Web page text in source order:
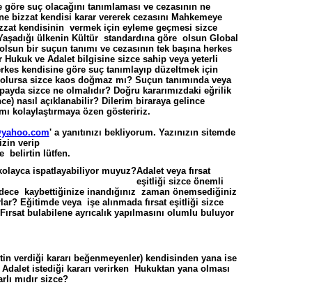
suç olacağını tanımlaması ve cezasının ne
bizzat kendisi karar vererek cezasını Mahkemeye
kendisinin vermek için eyleme geçmesi sizce
ülkenin Kültür standardına göre olsun Global
bir suçun tanımı ve cezasının tek başına herkes
Hukuk ve Adalet bilgisine sizce sahip veya yeterli
kendisine göre suç tanımlayıp düzeltmek için
sizce kaos doğmaz mı? Suçun tanımında veya
sizce ne olmalıdır? Doğru kararımızdaki eğrilik
nasıl açıklanabilir? Dilerim biraraya gelince
kolaylaştırmaya özen gösteririz.
' a yanıtınızı bekliyorum. Yazınızın sitemde
verip
belirtin lütfen.
Adalet veya fırsat
eşitliği sizce önemli
kaybettiğinize inandığınız zaman önemsediğiniz
Eğitimde veya işe alınmada fırsat eşitliği sizce
bulabilene ayrıcalık yapılmasını olumlu buluyor
verdiği kararı beğenmeyenler) kendisinden yana ise
istediği kararı verirken Hukuktan yana olması
mıdır sizce?